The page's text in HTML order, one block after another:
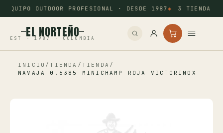
EQUIPO OUTDOOR PROFESIONAL · DESDE 1987 3 TIENDAS:
EL NORTEÑO
EST · 1987 · COLOMBIA
Inicio
INICIO / TIENDA / TIENDA /
NAVAJA 0.6385 MINICHAMP ROJA VICTORINOX